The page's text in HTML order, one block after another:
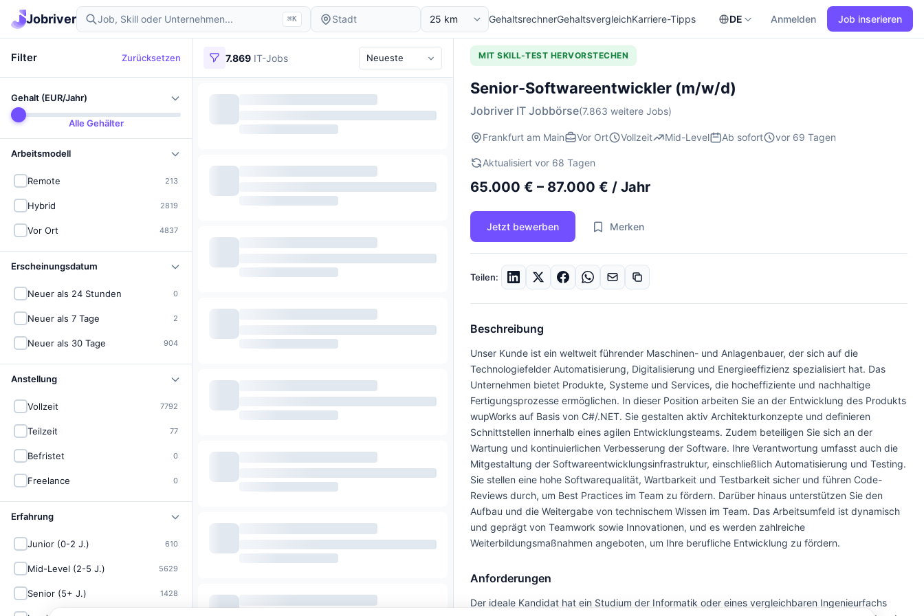
Jobriver ⌘K GehaltsrechnerGehaltsvergleichKarriere-Tipps DE Anmelden Job inserieren
Filter Zurücksetzen
Gehalt (EUR/Jahr)
Alle Gehälter
Arbeitsmodell
Remote 213
Hybrid 2819
Vor Ort 4837
Erscheinungsdatum
Neuer als 24 Stunden 0
Neuer als 7 Tage 2
Neuer als 30 Tage 904
Anstellung
Vollzeit 7792
Teilzeit 77
Befristet 0
Freelance 0
Erfahrung
Junior (0-2 J.) 610
Mid-Level (2-5 J.) 5629
Senior (5+ J.) 1428
7.869 IT-Jobs MIT SKILL-TEST HERVORSTECHEN
Senior-Softwareentwickler (m/w/d)
Jobriver IT Jobbörse(7.863 weitere Jobs)
Frankfurt am Main Vor Ort Vollzeit Mid-Level Ab sofort vor 69 Tagen
Aktualisiert vor 68 Tagen
65.000 € – 87.000 € / Jahr
Jetzt bewerben Merken
Teilen:
Beschreibung
Unser Kunde ist ein weltweit führender Maschinen- und Anlagenbauer, der sich auf die
Technologiefelder Automatisierung, Digitalisierung und Energieeffizienz spezialisiert hat. Das
Unternehmen bietet Produkte, Systeme und Services, die hocheffiziente und nachhaltige
Fertigungsprozesse ermöglichen. In dieser Position arbeiten Sie an der Entwicklung des Produkts
wupWorks auf Basis von C#/.NET. Sie gestalten aktiv Architekturkonzepte und definieren
Schnittstellen innerhalb eines agilen Entwicklungsteams. Zudem beteiligen Sie sich an der
Wartung und kontinuierlichen Verbesserung der Software. Ihre Verantwortung umfasst auch die
Mitgestaltung der Softwareentwicklungsinfrastruktur, einschließlich Automatisierung und Testing.
Sie stellen eine hohe Softwarequalität, Wartbarkeit und Testbarkeit sicher und führen Code-
Reviews durch, um Best Practices im Team zu fördern. Darüber hinaus unterstützen Sie den
Aufbau und die Weitergabe von technischem Wissen im Team. Das Arbeitsumfeld ist dynamisch
und geprägt von Teamwork sowie Innovationen, und es werden zahlreiche
Weiterbildungsmaßnahmen angeboten, um Ihre berufliche Entwicklung zu fördern.
Anforderungen
Der ideale Kandidat hat ein Studium der Informatik oder eines vergleichbaren Ingenieurfachs